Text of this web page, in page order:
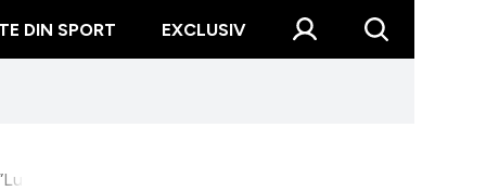
DIN SPORT EXCLUSIV
aminte, cel mai...”